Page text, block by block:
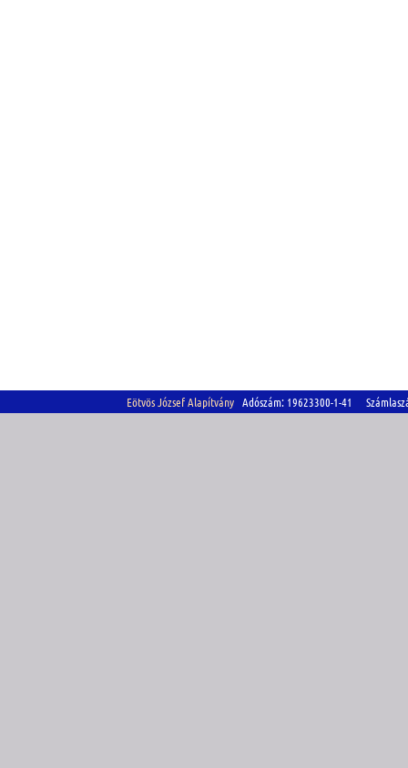
Eötvös József Alapítvány Adószám: 19623300-1-41